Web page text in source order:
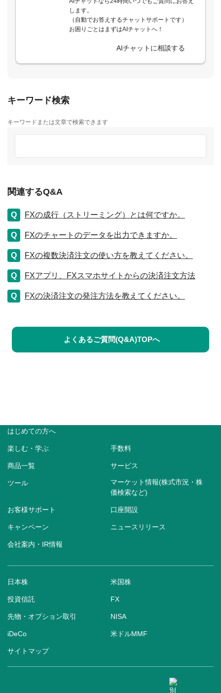
します。
（自動でお答えするチャットサポートです）
お困りごとはまずはAIチャットへ！
AIチャットに相談する
キーワード検索
キーワードまたは文章で検索できます
関連するQ&A
FXの成行（ストリーミング）とは何ですか。
FXのチャートのデータを出力できますか。
FXの複数決済注文の使い方を教えてください。
FXアプリ、FXスマホサイトからの決済注文方法
FXの決済注文の発注方法を教えてください。
よくあるご質問(Q&A)TOPへ
はじめての方へ
楽しむ・学ぶ 手数料
商品一覧 サービス
ツール
マーケット情報(株式市況・株
価検索など)
お客様サポート 口座開設
キャンペーン ニュースリリース
会社案内・IR情報
日本株 米国株
投資信託 FX
先物・オプション取引 NISA
iDeCo 米ドルMMF
サイトマップ